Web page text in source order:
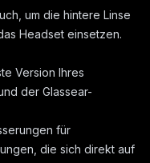
um die hintere Linse
Headset einsetzen.
Version Ihres
der Glassear-
für
die sich direkt auf